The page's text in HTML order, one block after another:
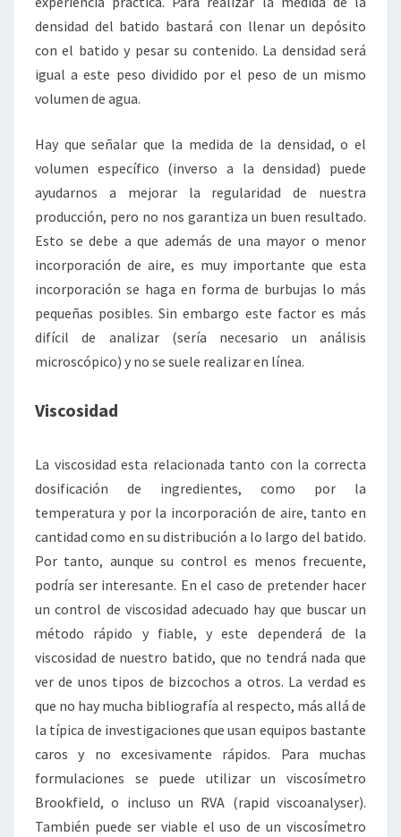
densidad del batido bastará con llenar un depósito
con el batido y pesar su contenido. La densidad será
igual a este peso dividido por el peso de un mismo
volumen de agua.
Hay que señalar que la medida de la densidad, o el
volumen específico (inverso a la densidad) puede
ayudarnos a mejorar la regularidad de nuestra
producción, pero no nos garantiza un buen resultado.
Esto se debe a que además de una mayor o menor
incorporación de aire, es muy importante que esta
incorporación se haga en forma de burbujas lo más
pequeñas posibles. Sin embargo este factor es más
difícil de analizar (sería necesario un análisis
microscópico) y no se suele realizar en línea.
Viscosidad
La viscosidad esta relacionada tanto con la correcta
dosificación de ingredientes, como por la
temperatura y por la incorporación de aire, tanto en
cantidad como en su distribución a lo largo del batido.
Por tanto, aunque su control es menos frecuente,
podría ser interesante. En el caso de pretender hacer
un control de viscosidad adecuado hay que buscar un
método rápido y fiable, y este dependerá de la
viscosidad de nuestro batido, que no tendrá nada que
ver de unos tipos de bizcochos a otros. La verdad es
que no hay mucha bibliografía al respecto, más allá de
la típica de investigaciones que usan equipos bastante
caros y no excesivamente rápidos. Para muchas
formulaciones se puede utilizar un viscosímetro
Brookfield, o incluso un RVA (rapid viscoanalyser).
También puede ser viable el uso de un viscosímetro